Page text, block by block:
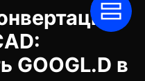
GOOGL.D в